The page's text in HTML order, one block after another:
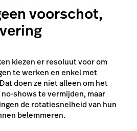
voorschot,
kiezen er resoluut voor om
te werken en enkel met
doen ze niet alleen om het
shows te vermijden, maar
de rotatiesnelheid van hun
belemmeren.